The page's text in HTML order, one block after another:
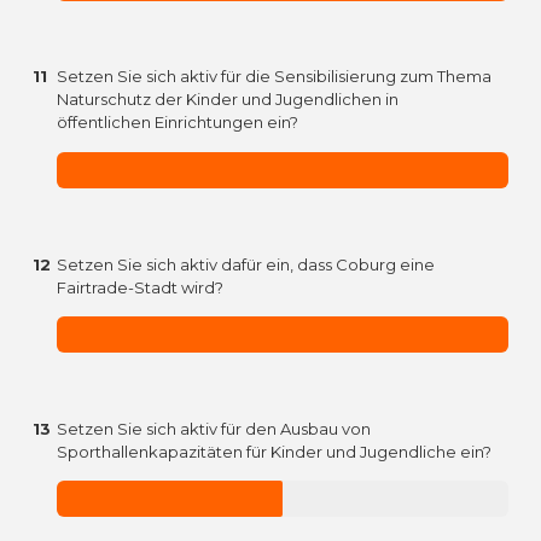
11
Setzen Sie sich aktiv für die Sensibilisierung zum Thema
Naturschutz der Kinder und Jugendlichen in
öffentlichen Einrichtungen ein?
12 Setzen Sie sich aktiv dafür ein, dass Coburg eine
Fairtrade-Stadt wird?
13 Setzen Sie sich aktiv für den Ausbau von
Sporthallenkapazitäten für Kinder und Jugendliche ein?